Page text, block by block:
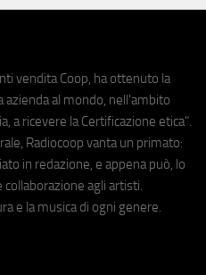
vendita Coop, ha ottenuto la
azienda al mondo, nell'ambito
a ricevere la Certificazione etica".
Radiocoop vanta un primato:
in redazione, e appena può, lo
collaborazione agli artisti.
e la musica di ogni genere.